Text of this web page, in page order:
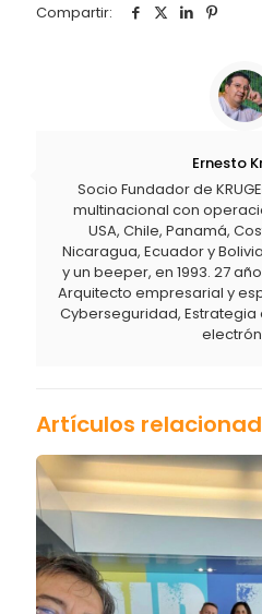
Compartir:
Ernesto
Socio Fundador de
multinacional con
USA, Chile, Panamá,
Nicaragua, Ecuador y
y un beeper, en 1993. 27
Arquitecto empresarial y
Cyberseguridad,
Artículos